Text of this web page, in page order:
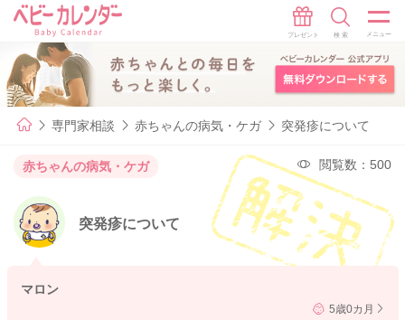
専門家相談 赤ちゃんの病気・ケガ 突発疹について
赤ちゃんの病気・ケガ 閲覧数：500
突発疹について
マロン
5歳0カ月